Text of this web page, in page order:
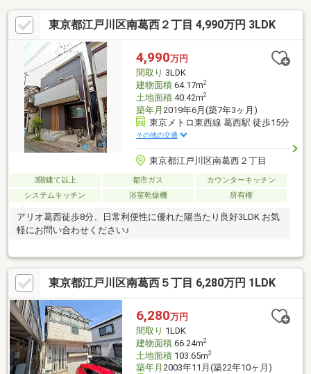
東京都江戸川区南葛西２丁目 4,990万円 3LDK
4,990万円
間取り 3LDK
建物面積64.17m2
土地面積40.42m2
築年月 2019年6月(築7年3ヶ月)
東京メトロ東西線 葛西駅 徒歩15分
その他の交通
東京都江戸川区南葛西２丁目
3階建て以上 都市ガス
カウンターキッチン
システムキッチン
浴室乾燥機 所有権
アリオ葛西徒歩8分、日常利便性に優れた陽当たり良好3LDK お気
軽にお問い合わせください♪
東京都江戸川区南葛西５丁目 6,280万円 1LDK
6,280万円
間取り 1LDK
建物面積66.24m2
土地面積103.65m2
築年月 2003年11月(築22年10ヶ月)